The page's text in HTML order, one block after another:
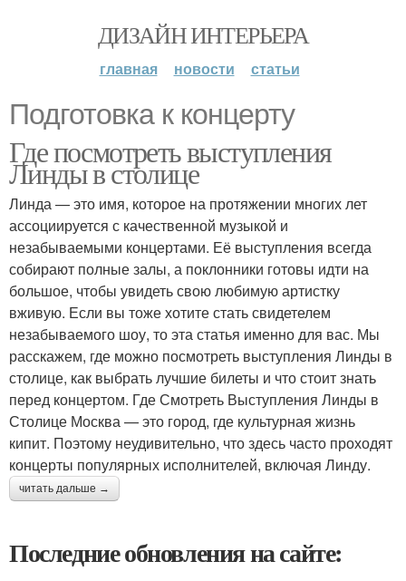
ДИЗАЙН ИНТЕРЬЕРА
главная новости статьи
Подготовка к концерту
Где посмотреть выступления
Линды в столице
Линда — это имя, которое на протяжении многих лет
ассоциируется с качественной музыкой и
незабываемыми концертами. Её выступления всегда
собирают полные залы, а поклонники готовы идти на
большое, чтобы увидеть свою любимую артистку
вживую. Если вы тоже хотите стать свидетелем
незабываемого шоу, то эта статья именно для вас. Мы
расскажем, где можно посмотреть выступления Линды в
столице, как выбрать лучшие билеты и что стоит знать
перед концертом. Где Смотреть Выступления Линды в
Столице Москва — это город, где культурная жизнь
кипит. Поэтому неудивительно, что здесь часто проходят
концерты популярных исполнителей, включая Линду.
читать дальше →
Последние обновления на сайте: